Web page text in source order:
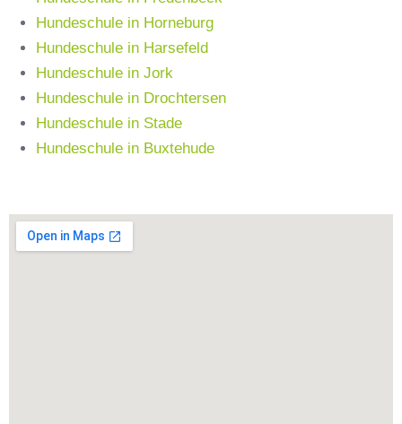
Hundeschule in Horneburg
Hundeschule in Harsefeld
Hundeschule in Jork
Hundeschule in Drochtersen
Hundeschule in Stade
Hundeschule in Buxtehude